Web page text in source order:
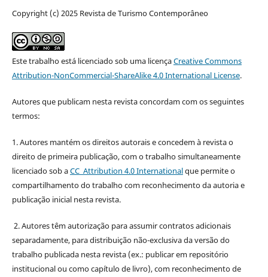
Copyright (c) 2025 Revista de Turismo Contemporâneo
Este trabalho está licenciado sob uma licençaCreative Commons
Attribution-NonCommercial-ShareAlike 4.0 International License.
Autores que publicam nesta revista concordam com os seguintes
termos:
1. Autores mantém os direitos autorais e concedem à revista o
direito de primeira publicação, com o trabalho simultaneamente
licenciado sob aCC Attribution 4.0 Internationalque permite o
compartilhamento do trabalho com reconhecimento da autoria e
publicação inicial nesta revista.
2. Autores têm autorização para assumir contratos adicionais
separadamente, para distribuição não-exclusiva da versão do
trabalho publicada nesta revista (ex.: publicar em repositório
institucional ou como capítulo de livro), com reconhecimento de